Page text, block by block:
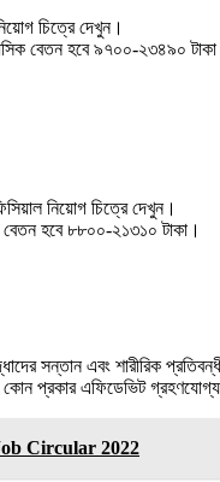
চিত্রে দেখুন।
বেতন হবে ৯৭০০-২৩৪৯০
নিয়োগ চিত্রে দেখুন।
বেতন হবে ৮৮০০-২১৩১০ টাকা।
সন্তান এবং শারীরিক
প্রকার এফিডেভিট
Job Circular 2022